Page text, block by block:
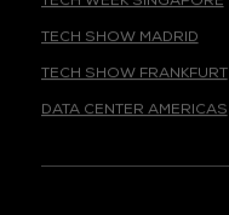
TECH SHOW MADRID
TECH SHOW FRANKFURT
DATA CENTER AMERICAS